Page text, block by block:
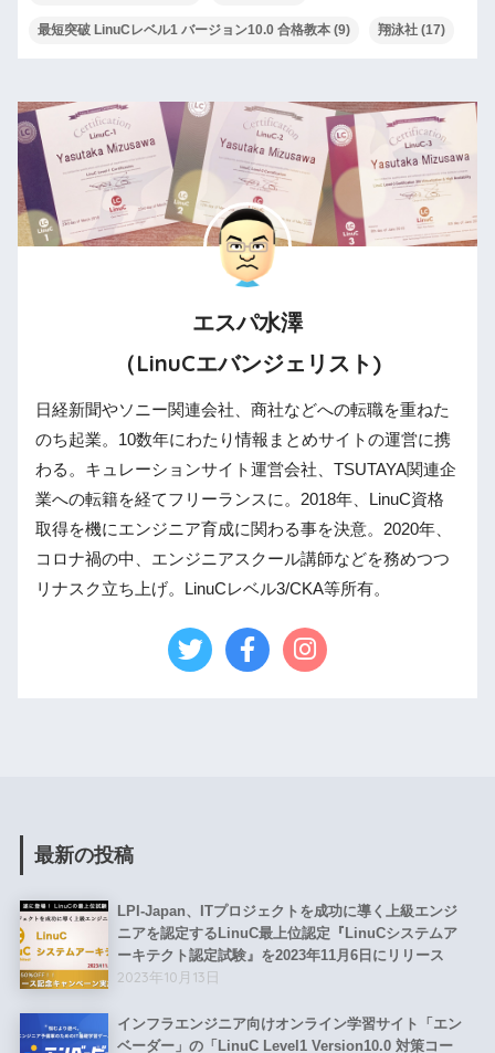
最短突破 LinuCレベル1 バージョン10.0 合格教本 (9) 翔泳社 (17)
エスパ水澤
（LinuCエバンジェリスト)
日経新聞やソニー関連会社、商社などへの転職を重ねた
のち起業。10数年にわたり情報まとめサイトの運営に携
わる。キュレーションサイト運営会社、TSUTAYA関連企
業への転籍を経てフリーランスに。2018年、LinuC資格
取得を機にエンジニア育成に関わる事を決意。2020年、
コロナ禍の中、エンジニアスクール講師などを務めつつ
リナスク立ち上げ。LinuCレベル3/CKA等所有。
最新の投稿
LPI-Japan、ITプロジェクトを成功に導く上級エンジ
ニアを認定するLinuC最上位認定『LinuCシステムア
ーキテクト認定試験』を2023年11月6日にリリース
2023年10月13日
インフラエンジニア向けオンライン学習サイト「エン
ベーダー」の「LinuC Level1 Version10.0 対策コー